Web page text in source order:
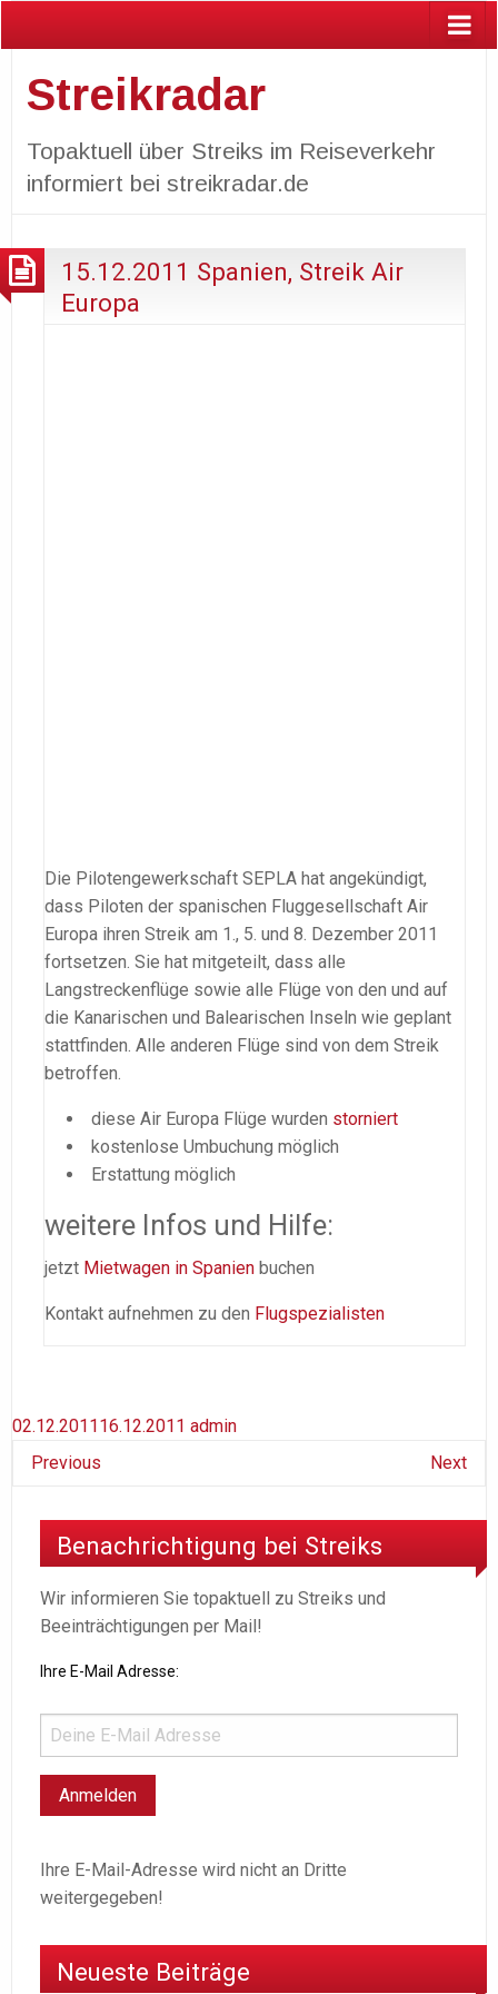
Streikradar
Topaktuell über Streiks im Reiseverkehr
informiert bei streikradar.de
15.12.2011 Spanien, Streik Air
Europa
Die Pilotengewerkschaft SEPLA hat angekündigt,
dass Piloten der spanischen Fluggesellschaft Air
Europa ihren Streik am 1., 5. und 8. Dezember 2011
fortsetzen. Sie hat mitgeteilt, dass alle
Langstreckenflüge sowie alle Flüge von den und auf
die Kanarischen und Balearischen Inseln wie geplant
stattfinden. Alle anderen Flüge sind von dem Streik
betroffen.
diese Air Europa Flüge wurden storniert
kostenlose Umbuchung möglich
Erstattung möglich
weitere Infos und Hilfe:
jetzt Mietwagen in Spanien buchen
Kontakt aufnehmen zu den Flugspezialisten
02.12.201116.12.2011 admin
Previous
Next
Benachrichtigung bei Streiks
Wir informieren Sie topaktuell zu Streiks und
Beeinträchtigungen per Mail!
Ihre E-Mail Adresse:
Ihre E-Mail-Adresse wird nicht an Dritte
weitergegeben!
Neueste Beiträge